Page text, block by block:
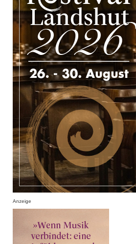
Anzeige